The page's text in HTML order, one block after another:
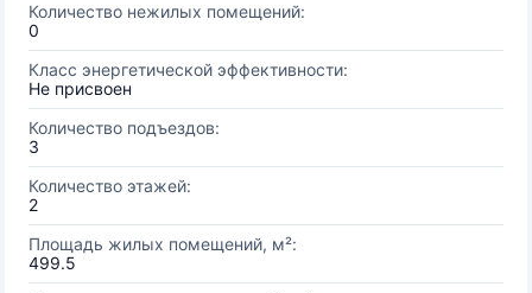
Количество нежилых помещений:
0
Класс энергетической эффективности:
Не присвоен
Количество подъездов:
3
Количество этажей:
2
Площадь жилых помещений, м²:
499.5